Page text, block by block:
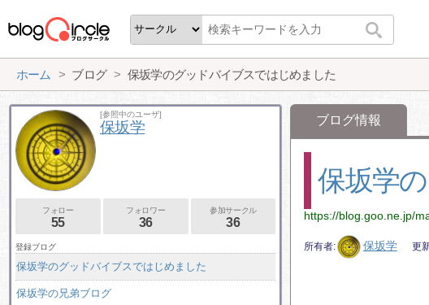
ホーム ブログ 保坂学のグッドバイブスではじめました
ブログ情報
保坂学
https://blog.goo.ne.jp/
所有者 保坂学 更
[参照中のユーザ]
保坂学
フォロー
55
フォロワー
36
参加サークル
36
登録ブログ
保坂学のグッドバイブスではじめました
保坂学の兄弟ブログ